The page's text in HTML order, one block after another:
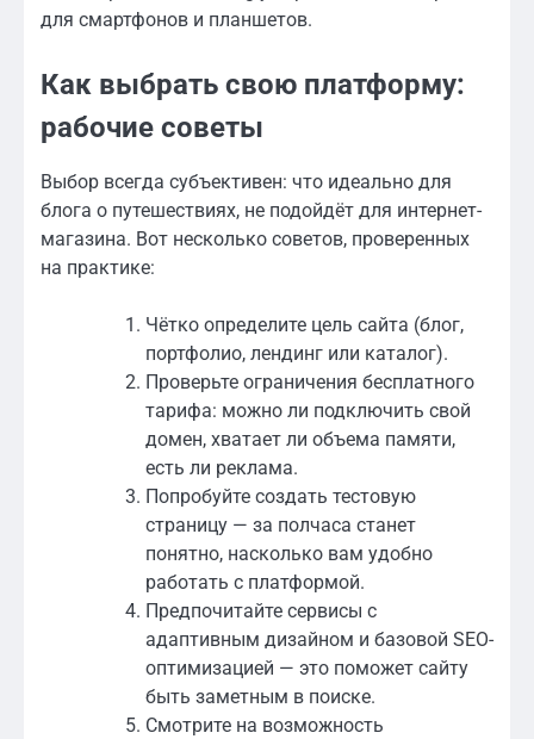
для смартфонов и планшетов.
Как выбрать свою платформу:
рабочие советы
Выбор всегда субъективен: что идеально для
блога о путешествиях, не подойдёт для интернет-
магазина. Вот несколько советов, проверенных
на практике:
Чётко определите цель сайта (блог,
портфолио, лендинг или каталог).
Проверьте ограничения бесплатного
тарифа: можно ли подключить свой
домен, хватает ли объема памяти,
есть ли реклама.
Попробуйте создать тестовую
страницу — за полчаса станет
понятно, насколько вам удобно
работать с платформой.
Предпочитайте сервисы с
адаптивным дизайном и базовой SEO-
оптимизацией — это поможет сайту
быть заметным в поиске.
Смотрите на возможность